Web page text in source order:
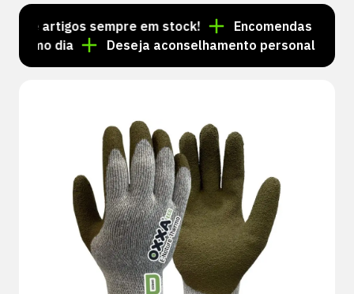
artigos sempre em stock!
Encomendas feitas
dia
Deseja aconselhamento personalizado?